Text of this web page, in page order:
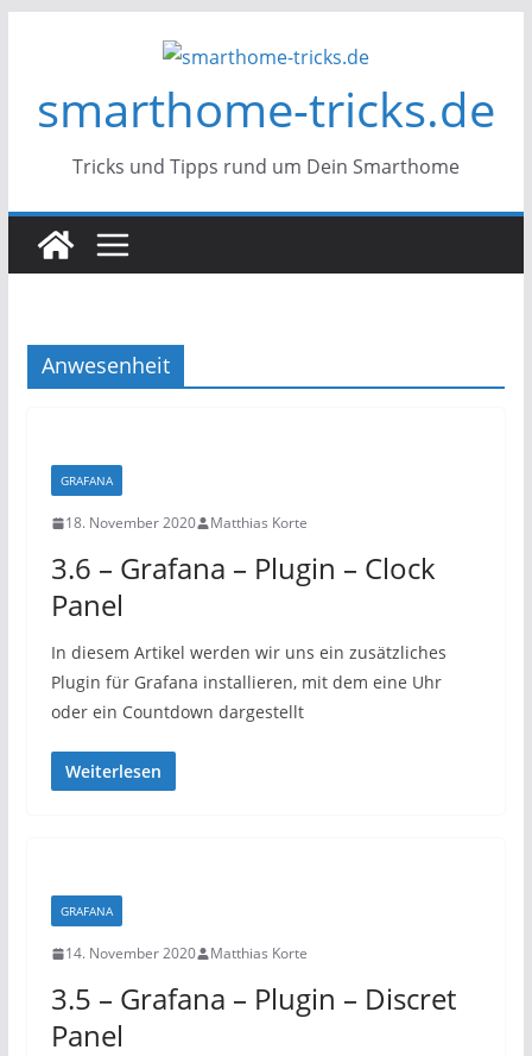
smarthome-tricks.de
Tricks und Tipps rund um Dein Smarthome
Anwesenheit
GRAFANA
18. November 2020 Matthias Korte
3.6 – Grafana – Plugin – Clock
Panel
In diesem Artikel werden wir uns ein zusätzliches
Plugin für Grafana installieren, mit dem eine Uhr
oder ein Countdown dargestellt
Weiterlesen
GRAFANA
14. November 2020 Matthias Korte
3.5 – Grafana – Plugin – Discret
Panel